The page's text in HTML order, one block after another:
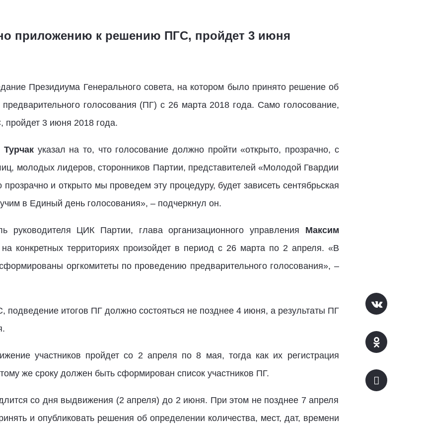
приложению к решению ПГС, пройдет 3 июня
Президиума Генерального совета, на котором было принято решение об
предварительного голосования (ПГ) с 26 марта 2018 года. Само голосование,
3 июня 2018 года.
указал на то, что голосование должно пройти «открыто, прозрачно, с
молодых лидеров, сторонников Партии, представителей «Молодой Гвардии
и открыто мы проведем эту процедуру, будет зависеть сентябрьская
в Единый день голосования», – подчеркнул он.
руководителя ЦИК Партии, глава организационного управления Максим
конкретных территориях произойдет в период с 26 марта по 2 апреля. «В
оргкомитеты по проведению предварительного голосования», –
итогов ПГ должно состояться не позднее 4 июня, а результаты ПГ
участников пройдет со 2 апреля по 8 мая, тогда как их регистрация
же сроку должен быть сформирован список участников ПГ.
со дня выдвижения (2 апреля) до 2 июня. При этом не позднее 7 апреля
и опубликовать решения об определении количества, мест, дат, времени